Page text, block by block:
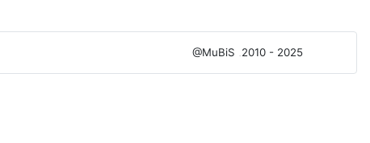
@MuBiS 2010 - 2025